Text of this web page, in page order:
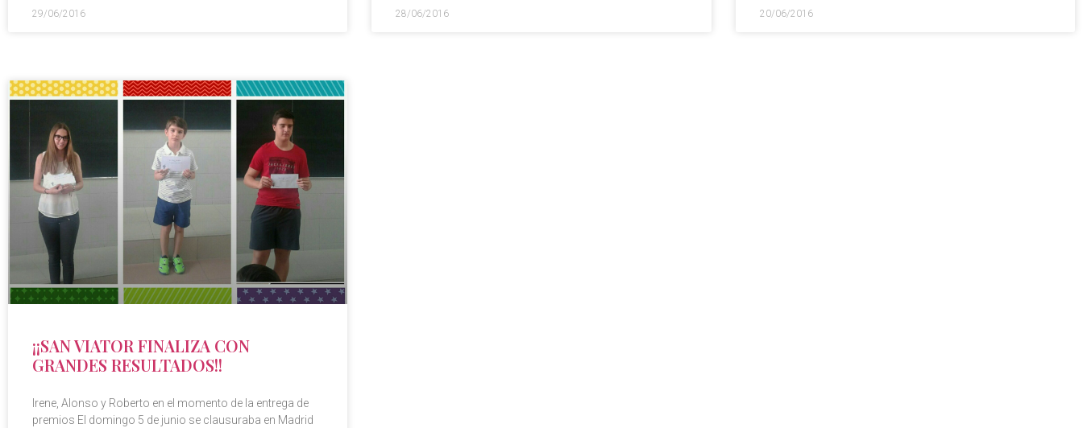
29/06/2016 28/06/2016 20/06/2016
¡¡SAN VIATOR FINALIZA CON
GRANDES RESULTADOS!!
Irene, Alonso y Roberto en el momento de la entrega de
premios El domingo 5 de junio se clausuraba en Madrid